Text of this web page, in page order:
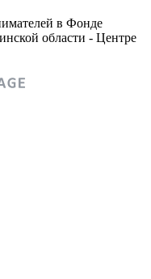
в Фонде
области - Центре